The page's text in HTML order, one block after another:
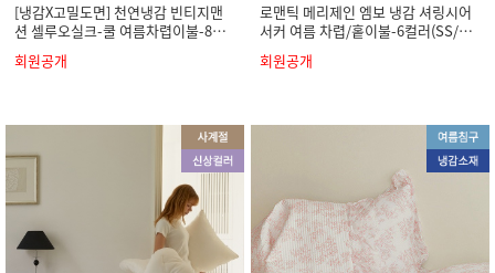
[냉감X고밀도면] 천연냉감 빈티지맨
션 셀루오실크-쿨 여름차렵이불-8컬
러(SS/Q/K)
회원공개
로맨틱 메리제인 엠보 냉감 셔링시어
서커 여름 차렵/홑이불-6컬러(SS/Q/
K)
회원공개